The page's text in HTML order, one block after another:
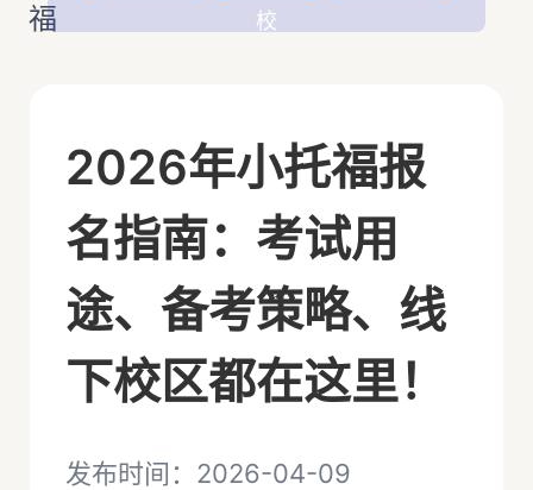
校
福
2026年小托福报
名指南：考试用
途、备考策略、线
下校区都在这里！
发布时间：2026-04-09